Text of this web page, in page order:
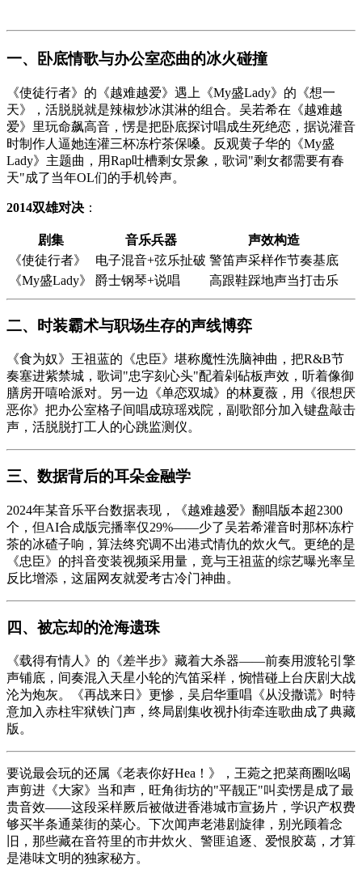
一、 卧底情歌与办公室恋曲的冰火碰撞
《使徒行者》的《越难越爱》遇上《My盛Lady》的《想一
天》，活脱脱就是辣椒炒冰淇淋的组合。吴若希在《越难越
爱》里玩命飙高音，愣是把卧底探讨唱成生死绝恋，据说灌音
时制作人逼她连灌三杯冻柠茶保嗓。反观黄子华的《My盛
Lady》主题曲，用Rap吐槽剩女景象，歌词"剩女都需要有春
天"成了当年OL们的手机铃声。
2014双雄对决 ：
剧集 音乐兵器
声效构造
《使徒行者》
电子混音+弦乐扯破 警笛声采样作节奏基底
《My盛Lady》
爵士钢琴+说唱 高跟鞋踩地声当打击乐
二、 时装霸术与职场生存的声线博弈
《食为奴》王祖蓝的《忠臣》堪称魔性洗脑神曲，把R&B节
奏塞进紫禁城，歌词"忠字刻心头"配着剁砧板声效，听着像御
膳房开嘻哈派对。另一边《单恋双城》的林夏薇，用《很想厌
恶你》把办公室格子间唱成琼瑶戏院，副歌部分加入键盘敲击
声，活脱脱打工人的心跳监测仪。
三、 数据背后的耳朵金融学
2024年某音乐平台数据表现，《越难越爱》翻唱版本超2300
个，但AI合成版完播率仅29%——少了吴若希灌音时那杯冻柠
茶的冰碴子响，算法终究调不出港式情仇的炊火气。更绝的是
《忠臣》的抖音变装视频采用量，竟与王祖蓝的综艺曝光率呈
反比增添，这届网友就爱考古冷门神曲。
四、被忘却的沧海遗珠
《载得有情人》的《差半步》藏着大杀器——前奏用渡轮引擎
声铺底，间奏混入天星小轮的汽笛采样，惋惜碰上台庆剧大战
沦为炮灰。《再战来日》更惨，吴启华重唱《从没撒谎》时特
意加入赤柱牢狱铁门声，终局剧集收视扑街牵连歌曲成了典藏
版。
要说最会玩的还属《老表你好Hea！》，王菀之把菜商圈吆喝
声剪进《大家》当和声，旺角街坊的"平靓正"叫卖愣是成了最
贵音效——这段采样厥后被做进香港城市宣扬片，学识产权费
够买半条通菜街的菜心。下次闻声老港剧旋律，别光顾着念
旧，那些藏在音符里的市井炊火、警匪追逐、爱恨胶葛，才算
是港味文明的独家秘方。